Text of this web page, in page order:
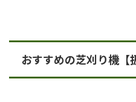
おすすめの芝刈り機【